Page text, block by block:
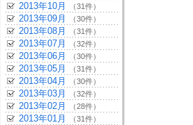
2013年10月 （31件）
2013年09月 （30件）
2013年08月 （31件）
2013年07月 （32件）
2013年06月 （30件）
2013年05月 （31件）
2013年04月 （30件）
2013年03月 （32件）
2013年02月 （28件）
2013年01月 （31件）